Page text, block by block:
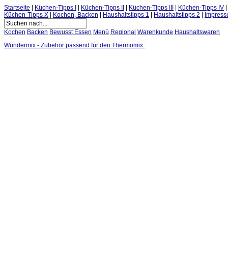
Startseite Küchen-Tipps I Küchen-Tipps II Küchen-Tipps III Küchen-Tipps IV
Küchen-Tipps X
Kochen, Backen Haushaltstipps 1 Haushaltstipps 2
Kochen Backen Bewusst Essen Menü Regional Warenkunde Haushaltswaren
Wundermix - Zubehör passend für den Thermomix.